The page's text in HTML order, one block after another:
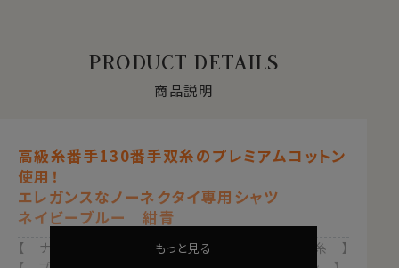
PRODUCT DETAILS
商品説明
高級糸番手130番手双糸のプレミアムコットン
使用！
エレガンスなノーネクタイ専用シャツ
ネイビーブルー 紺青
【 ナチュラルフィット 】【 綿100％・130番手双糸 】
もっと見る